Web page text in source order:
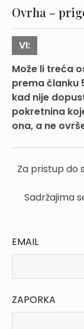
Ovrha –
VI:
Može li treća
prema članku
kad nije
pokretnina
ona, a ne
Za pristup do
Sadržajima
EMAIL
ZAPORKA